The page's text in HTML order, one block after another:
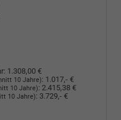
1.308,00 €
10 Jahre): 1.017,- €
10 Jahre): 2.415,38 €
10 Jahre): 3.729,- €